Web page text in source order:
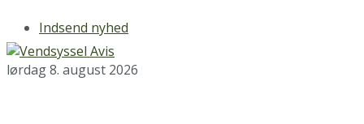
Indsend nyhed
lørdag 8. august 2026